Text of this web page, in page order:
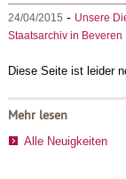
24/04/2015 - Unsere
Staatsarchiv in Beveren
Diese Seite ist leider
Mehr lesen
Alle Neuigkeiten